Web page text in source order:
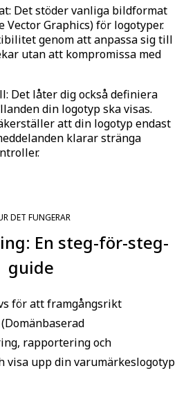
Det stöder vanliga bildformat
Vector Graphics) för logotyper.
genom att anpassa sig till
utan att kompromissa med
Det låter dig också definiera
din logotyp ska visas.
att din logotyp endast
klarar stränga
DET FUNGERAR
En steg-för-steg-
guide
för att framgångsrikt
rapportering och
visa upp din varumärkeslogotyp